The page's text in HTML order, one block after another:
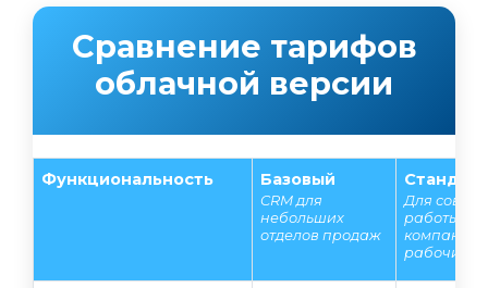
Сравнение тарифов
облачной версии
Функциональность Базовый
CRM для
небольших
отделов продаж
Для
работы
компании
рабочих